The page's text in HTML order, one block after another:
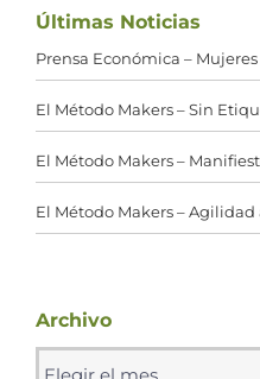
Últimas Noticias
Prensa Económica –
El Método Makers – Sin
El Método Makers –
El Método Makers –
Archivo
Archivo